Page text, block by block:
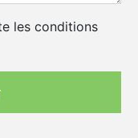
les conditions